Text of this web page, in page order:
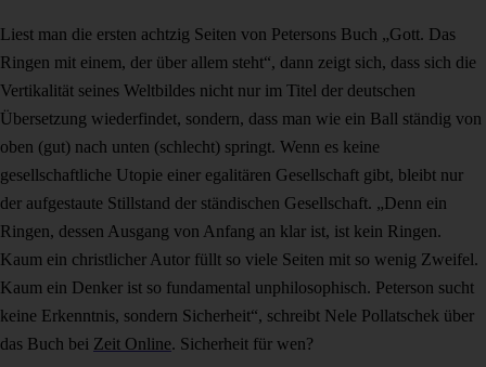
Liest man die ersten achtzig Seiten von Petersons Buch „Gott. Das
Ringen mit einem, der über allem steht“, dann zeigt sich, dass sich die
Vertikalität seines Weltbildes nicht nur im Titel der deutschen
Übersetzung wiederfindet, sondern, dass man wie ein Ball ständig von
oben (gut) nach unten (schlecht) springt. Wenn es keine
gesellschaftliche Utopie einer egalitären Gesellschaft gibt, bleibt nur
der aufgestaute Stillstand der ständischen Gesellschaft. „Denn ein
Ringen, dessen Ausgang von Anfang an klar ist, ist kein Ringen.
Kaum ein christlicher Autor füllt so viele Seiten mit so wenig Zweifel.
Kaum ein Denker ist so fundamental unphilosophisch. Peterson sucht
keine Erkenntnis, sondern Sicherheit“, schreibt Nele Pollatschek über
das Buch bei Zeit Online. Sicherheit für wen?